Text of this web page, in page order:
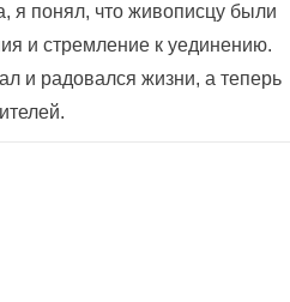
я понял, что живописцу были
и стремление к уединению.
и радовался жизни, а теперь